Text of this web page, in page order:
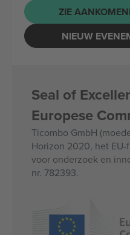
ZIE
NIEUW
Seal of
Europese
Ticombo GmbH
Horizon 2020, het
voor onderzoek en
nr. 782393.